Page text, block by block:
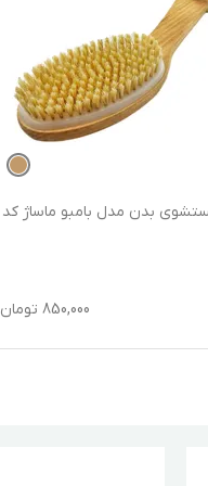
بدن مدل بامبو ماساژ کد
850,000 تومان